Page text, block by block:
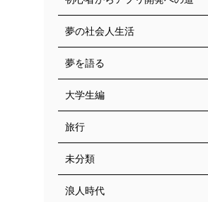
夢の社会人生活
夢を語る
大学生編
旅行
未分類
浪人時代